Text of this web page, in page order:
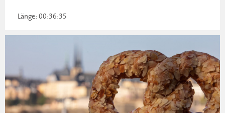
Länge: 00:36:35